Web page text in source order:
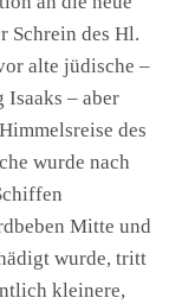
Schrein des Hl.
alte jüdische –
– aber
des
wurde nach
Mitte und
wurde, tritt
kleinere,